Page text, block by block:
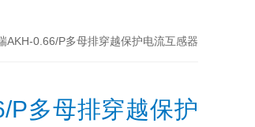
AKH-0.66/P多母排穿越保护电流互感器
P多母排穿越保护